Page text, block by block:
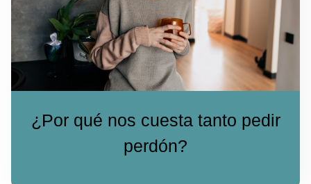
¿Por qué nos cuesta tanto pedir
perdón?